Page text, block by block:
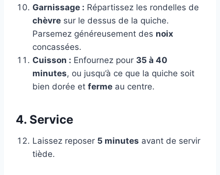
Garnissage : Répartissez les rondelles de
chèvre sur le dessus de la quiche.
Parsemez généreusement des noix
concassées.
Cuisson : Enfournez pour 35 à 40
minutes, ou jusqu’à ce que la quiche soit
bien dorée et ferme au centre.
4. Service
Laissez reposer 5 minutes avant de servir
tiède.